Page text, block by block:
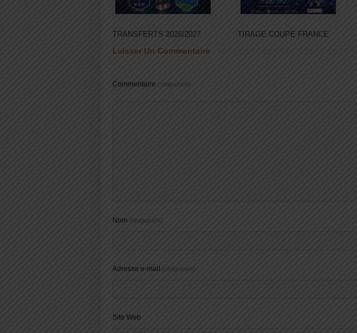
TRANSFERTS 2026/2027 TIRAGE COUPE FRANCE
Laisser Un Commentaire
Commentaire (obligatoire)
Nom (obligatoire)
Adresse e-mail (obligatoire)
Site Web